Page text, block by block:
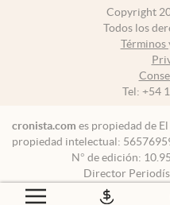
Copyright
Todos los
Términos
Tel: +54
cronista.com es propiedad de
propiedad intelectual:
N° de edición:
Director